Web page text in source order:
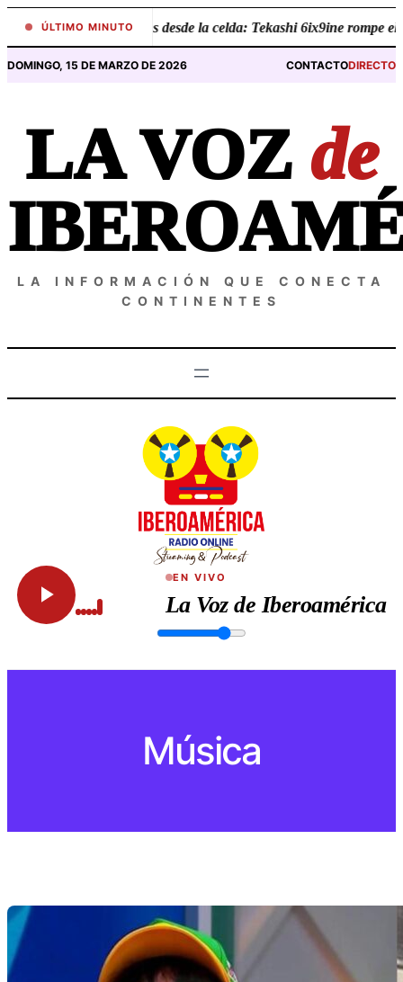
Saltar
al
contenido
ÚLTIMO MINUTO
• Revelaciones desde la celda: Tekashi 6ix9ine rompe el
DOMINGO, 15 DE MARZO DE 2026 CONTACTODIRECTO
LA VOZ de
LA INFORMACIÓN QUE CONECTA
CONTINENTES
EN VIVO
La Voz de Iberoamérica
Música